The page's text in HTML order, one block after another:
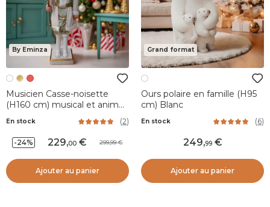
By Eminza
Musicien Casse-noisette
(H160 cm) musical et animé
En stock (2)
-24% 229,00 299,99
Ajouter au panier
Grand format
Ours polaire en famille (H95
cm) Blanc
En stock (6)
249,99
Ajouter au panier